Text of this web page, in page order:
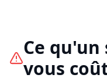
Ce
vous